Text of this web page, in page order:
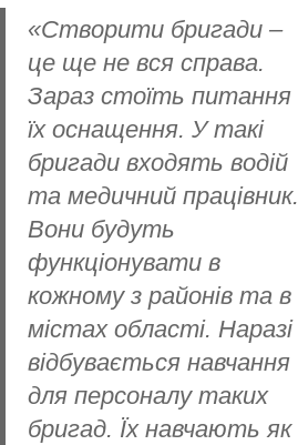
«Створити бригади –
це ще не вся справа.
Зараз стоїть питання
їх оснащення. У такі
бригади входять водій
та медичний працівник.
Вони будуть
функціонувати в
кожному з районів та в
містах області. Наразі
відбувається навчання
для персоналу таких
бригад. Їх навчають як